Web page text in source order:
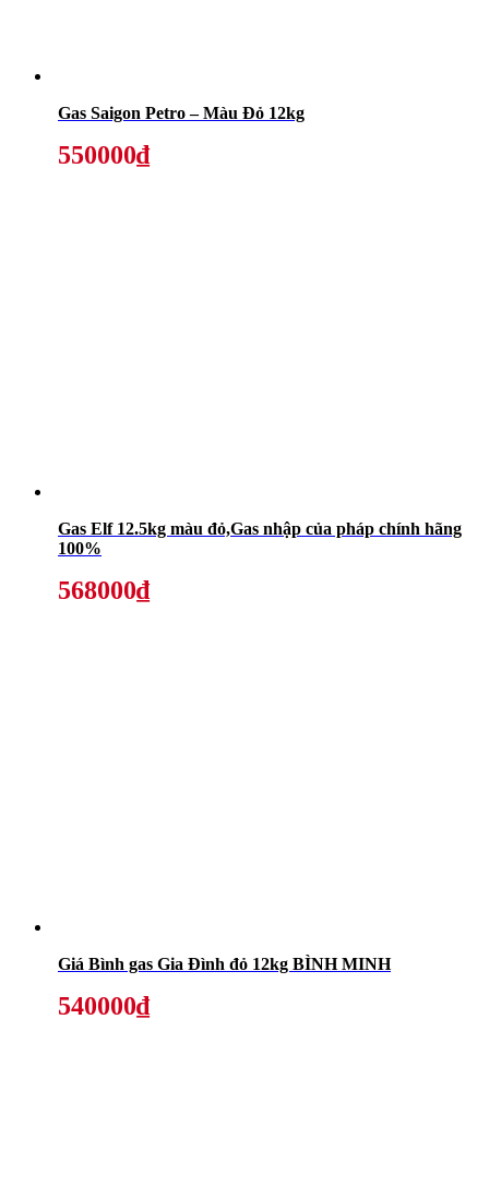
Gas Saigon Petro – Màu Đỏ 12kg
550000₫
Gas Elf 12.5kg màu đỏ,Gas nhập của pháp chính hãng
100%
568000₫
Giá Bình gas Gia Đình đỏ 12kg BÌNH MINH
540000₫